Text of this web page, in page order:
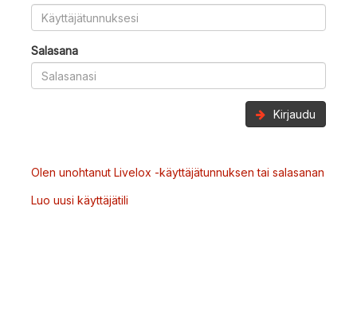
Salasana
Kirjaudu
Olen unohtanut Livelox -käyttäjätunnuksen tai salasanan
Luo uusi käyttäjätili